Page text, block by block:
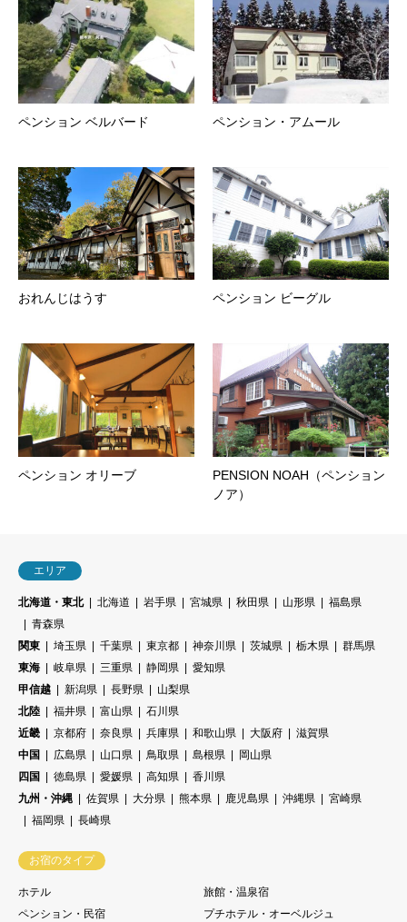
ペンション ベルバード ペンション・アムール
おれんじはうす ペンション ビーグル
ペンション オリーブ
PENSION NOAH（ペンション
ノア）
エリア
北海道・東北 北海道 岩手県 宮城県 秋田県 山形県
福島県
青森県
関東
埼玉県 千葉県 東京都 神奈川県 茨城県 栃木県
群馬県
東海
岐阜県 三重県 静岡県
愛知県
甲信越
新潟県 長野県
山梨県
北陸
福井県 富山県
石川県
近畿
京都府 奈良県 兵庫県 和歌山県 大阪府
滋賀県
中国
広島県 山口県 鳥取県 島根県
岡山県
四国
徳島県 愛媛県 高知県
香川県
九州・沖縄
佐賀県 大分県 熊本県 鹿児島県 沖縄県
宮崎県
福岡県
長崎県
お宿のタイプ
ホテル
旅館・温泉宿
ペンション・民宿
プチホテル・オーベルジュ